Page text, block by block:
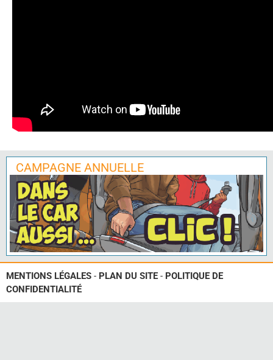
CAMPAGNE ANNUELLE
MENTIONS LÉGALES - PLAN DU SITE - POLITIQUE DE
CONFIDENTIALITÉ